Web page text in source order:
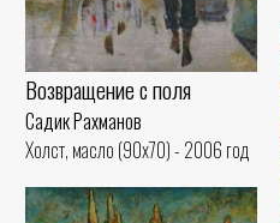
Возвращение с поля
Садик Рахманов
Холст, масло (90x70) - 2006 год